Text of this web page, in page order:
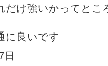
だけ強いかってとこ
に良いです